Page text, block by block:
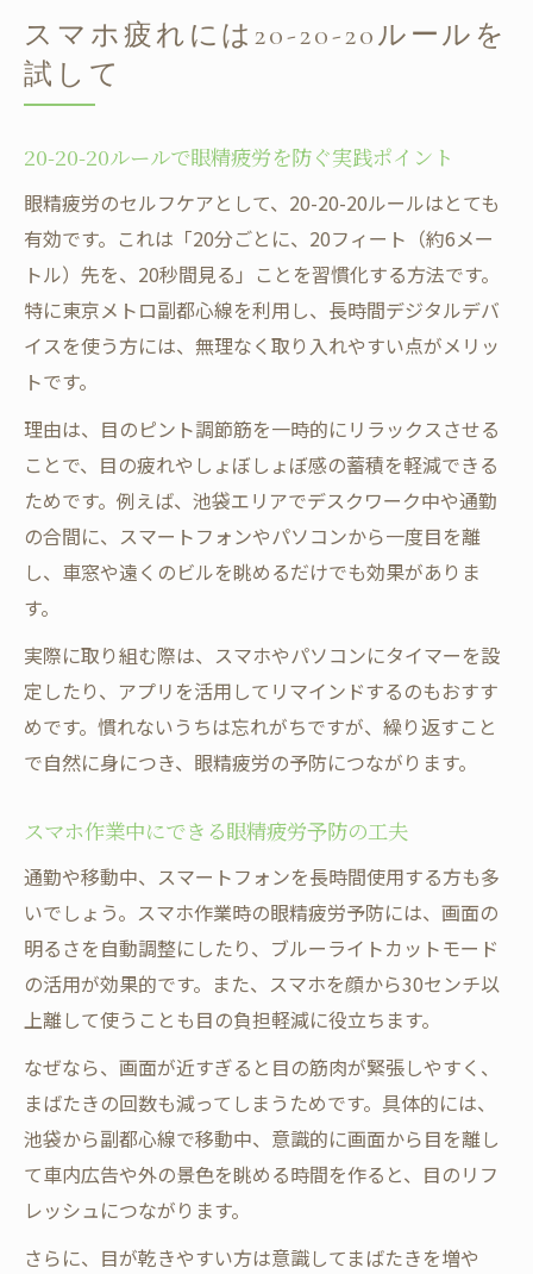
スマホ疲れには20-20-20ルールを
試して
20-20-20ルールで眼精疲労を防ぐ実践ポイント
眼精疲労のセルフケアとして、20-20-20ルールはとても
有効です。これは「20分ごとに、20フィート（約6メー
トル）先を、20秒間見る」ことを習慣化する方法です。
特に東京メトロ副都心線を利用し、長時間デジタルデバ
イスを使う方には、無理なく取り入れやすい点がメリッ
トです。
理由は、目のピント調節筋を一時的にリラックスさせる
ことで、目の疲れやしょぼしょぼ感の蓄積を軽減できる
ためです。例えば、池袋エリアでデスクワーク中や通勤
の合間に、スマートフォンやパソコンから一度目を離
し、車窓や遠くのビルを眺めるだけでも効果がありま
す。
実際に取り組む際は、スマホやパソコンにタイマーを設
定したり、アプリを活用してリマインドするのもおすす
めです。慣れないうちは忘れがちですが、繰り返すこと
で自然に身につき、眼精疲労の予防につながります。
スマホ作業中にできる眼精疲労予防の工夫
通勤や移動中、スマートフォンを長時間使用する方も多
いでしょう。スマホ作業時の眼精疲労予防には、画面の
明るさを自動調整にしたり、ブルーライトカットモード
の活用が効果的です。また、スマホを顔から30センチ以
上離して使うことも目の負担軽減に役立ちます。
なぜなら、画面が近すぎると目の筋肉が緊張しやすく、
まばたきの回数も減ってしまうためです。具体的には、
池袋から副都心線で移動中、意識的に画面から目を離し
て車内広告や外の景色を眺める時間を作ると、目のリフ
レッシュにつながります。
さらに、目が乾きやすい方は意識してまばたきを増や